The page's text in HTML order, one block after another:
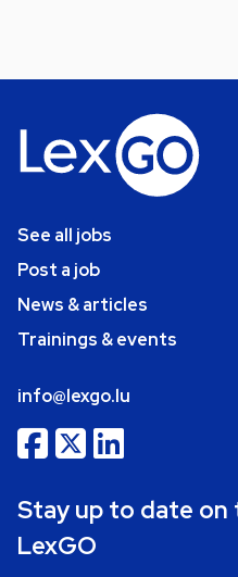
See all jobs
Post a job
News & articles
Trainings & events
info@lexgo.lu
Stay up to date
LexGO